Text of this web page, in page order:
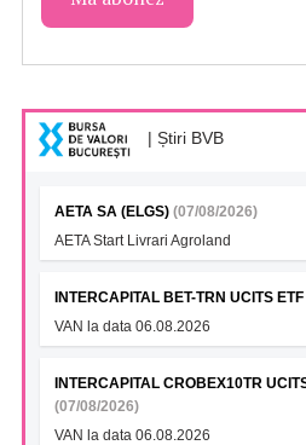
| Știri BVB
AETA SA (ELGS) (07/08/2026)
AETA Start Livrari Agroland
INTERCAPITAL BET-TRN UCITS
VAN la data 06.08.2026
INTERCAPITAL CROBEX10TR
(07/08/2026)
VAN la data 06.08.2026